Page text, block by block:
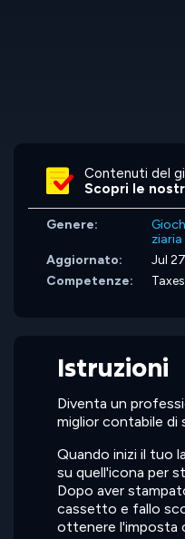
Contenuti del
Scopri le
Genere:
ziaria
Aggiornato: Jul
Competenze:
Taxes
Istruzioni
Diventa un
miglior contabile di
Quando inizi il tuo
su quell'icona per
Dopo aver
cassetto e fallo
ottenere l'imposta